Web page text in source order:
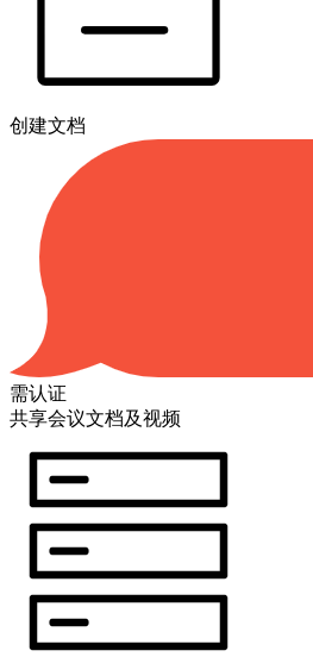
创建文档
需认证
共享会议文档及视频